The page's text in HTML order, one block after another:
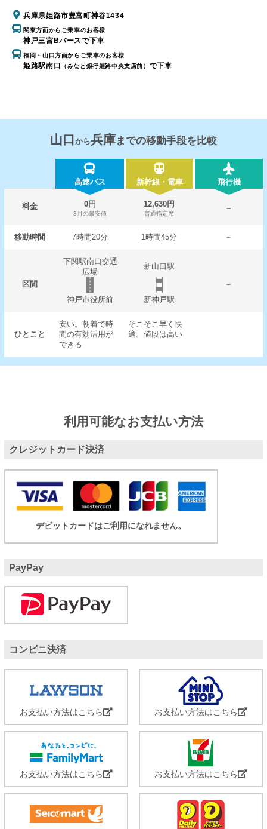
兵庫県姫路市豊富町神谷1434
関東方面からご乗車のお客様
神戸三宮Bバースで下車
福岡・山口方面からご乗車のお客様
姫路駅南口 （みなと銀行姫路中央支店前） で下車
山口 から兵庫までの移動手段を比較
高速バス 新幹線・電車 飛行機
料金 0円
3月の最安値
12,630円
普通指定席
－
移動時間 7時間20分 1時間45分 －
区間
下関駅南口交通
広場
新山口駅
－
神戸市役所前
新神戸駅
ひとこと
安い。朝着で時
間の有効活用が
できる
そこそこ早く快
適。値段は高い
利用可能なお支払い方法
クレジットカード決済
デビットカードはご利用になれません。
PayPay
コンビニ決済
お支払い方法はこちら お支払い方法はこちら
お支払い方法はこちら お支払い方法はこちら